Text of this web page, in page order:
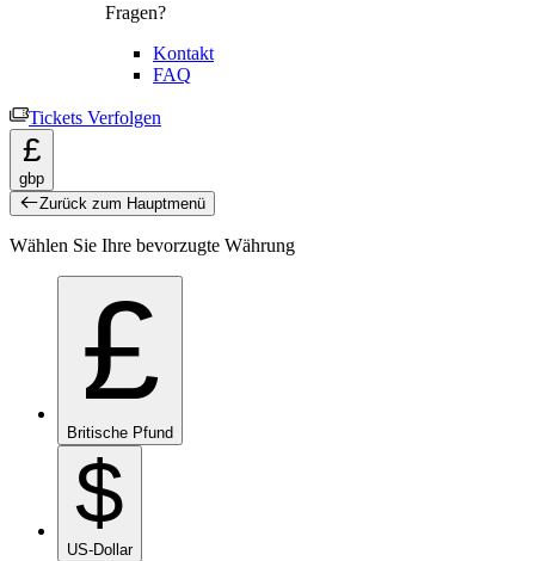
Fragen?
Kontakt
FAQ
Tickets Verfolgen
£
gbp
Zurück zum Hauptmenü
Wählen Sie Ihre bevorzugte Währung
£
Britische Pfund
$
US-Dollar